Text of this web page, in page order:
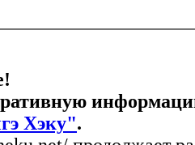
инфоканал в Telegram
Хэку".